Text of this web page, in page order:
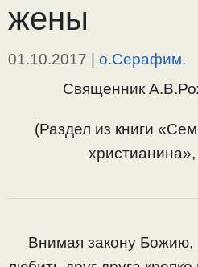
жены
01.10.2017 | о.Серафим.
Священник
(Раздел из книги
Внимая закону Божию,